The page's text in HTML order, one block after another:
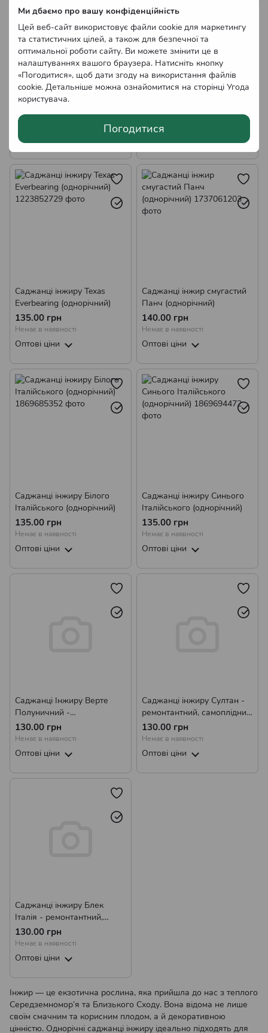
Ми дбаємо про вашу конфіденційність
Цей веб-сайт використовує файли cookie для маркетингу
та статистичних цілей, а також для безпечної та
оптимальної роботи сайту. Ви можете змінити це в
налаштуваннях вашого браузера. Натисніть кнопку
«Погодитися», щоб дати згоду на використання файлів
cookie. Детальніше можна ознайомитися на сторінці Угода
користувача.
Погодитися
Саджанці Інжиру
Коричневий турецький
130.00 грн
Оптові ціни
Саджанці інжиру Руж де
130.00 грн
Саджанці інжиру Texas
Everbearing (однорічний)
135.00 грн
Немає в наявності
Оптові ціни
Саджанці інжир смугастий
Панч (однорічний)
140.00 грн
Немає в наявності
Оптові ціни
Саджанці інжиру Білого
Італійського (однорічний)
135.00 грн
Немає в наявності
Оптові ціни
Саджанці інжиру Синього
Італійського (однорічний)
135.00 грн
Немає в наявності
Оптові ціни
Саджанці Інжиру Верте
Полуничний -
ремонтантний, самоплідний,
солодкий
130.00 грн
Немає в наявності
Оптові ціни
Саджанці інжиру Султан -
ремонтантний, самоплідний,
солодкий
130.00 грн
Немає в наявності
Оптові ціни
Саджанці інжиру Блек
Італія - ремонтантний,
самоплідний, солодкий
130.00 грн
Немає в наявності
Оптові ціни
Інжир — це екзотична рослина, яка прийшла до нас з теплого
Середземномор’я та Близького Сходу. Вона відома не лише
своїм смачним та корисним плодом, а й декоративною
цінністю. Однорічні саджанці інжиру ідеально підходять для